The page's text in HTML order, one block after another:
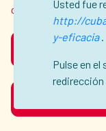
Uruguay
cookies
POLÍTICA DE
Usted fue
http://
y-eficacia.
Pulse en el
redirección